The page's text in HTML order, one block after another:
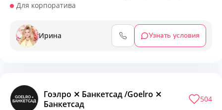
Для корпоратива
Ирина Узнать условия
Гоэлро ⨯ Банкетсад /Goelro ⨯
Банкетсад
504